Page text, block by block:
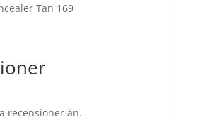
Tan 169
recensioner än.